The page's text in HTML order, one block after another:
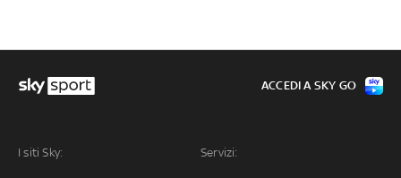
I siti Sky: Servizi:
ACCEDI A SKY GO